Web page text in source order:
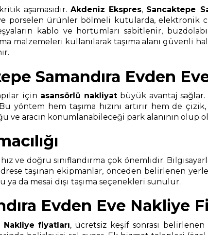
aşamasıdır.Akdeniz Ekspres, Sancaktepe
ve porselen ürünler bölmeli kutularda,
kablo ve hortumları sabitlenir,
kullanılarak taşıma alanı güvenli
Samandıra Evden
için asansörlü nakliyatbüyük avantaj sağlar.
yöntem hem taşıma hızını artırır hem de
aracın konumlanabileceği park alanının olup
ve doğru sınıflandırma çok önemlidir.
taşınan ekipmanlar, önceden belirlenen
da mesai dışı taşıma seçenekleri sunulur.
Evden Eve Nakliye
Nakliye fiyatları, ücretsiz keşif sonrası